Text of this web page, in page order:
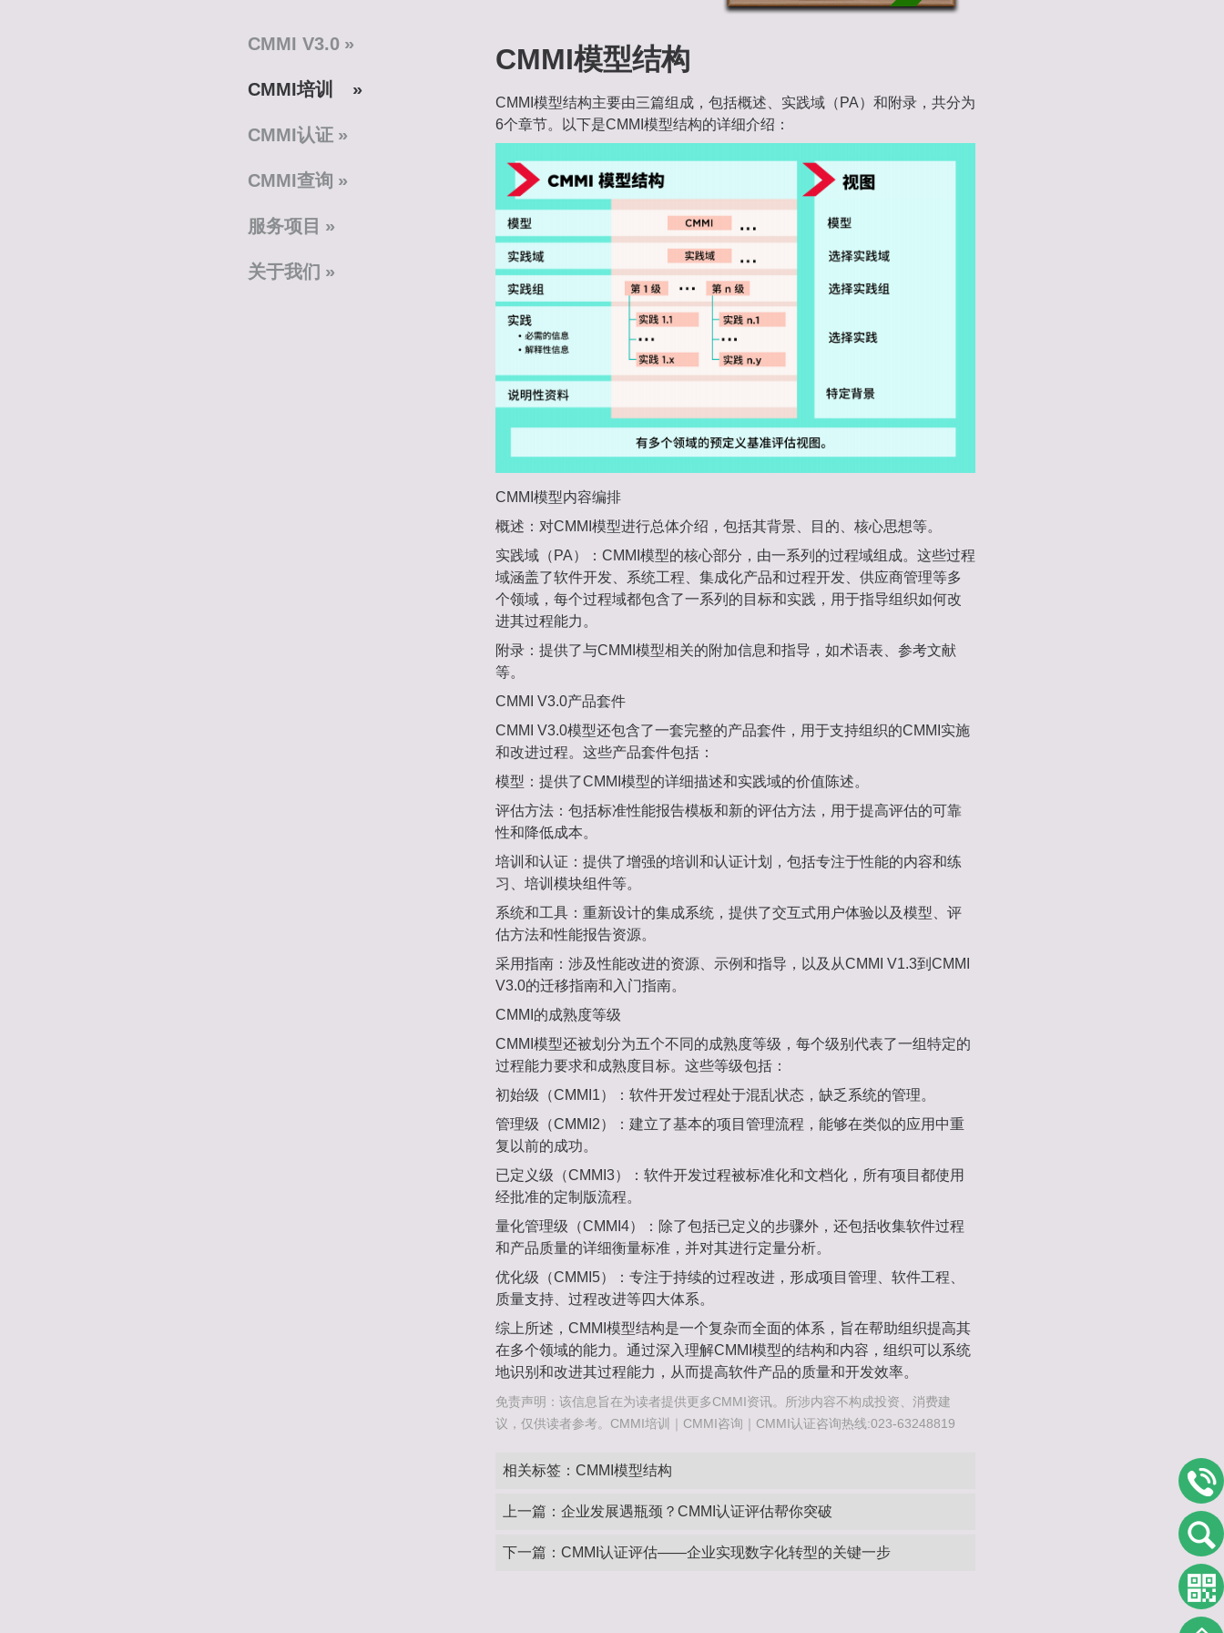
CMMI V3.0
CMMI培训
CMMI认证
CMMI查询
服务项目
关于我们
CMMI模型结构
CMMI模型结构主要由三篇组成，包括概述、实践域（PA）和附录，共分为
6个章节‌。以下是CMMI模型结构的详细介绍：
CMMI模型内容编排
概述‌：对CMMI模型进行总体介绍，包括其背景、目的、核心思想等。
实践域（PA）‌：CMMI模型的核心部分，由一系列的过程域组成。这些过程
域涵盖了软件开发、系统工程、集成化产品和过程开发、供应商管理等多
个领域，每个过程域都包含了一系列的目标和实践，用于指导组织如何改
进其过程能力。
附录‌：提供了与CMMI模型相关的附加信息和指导，如术语表、参考文献
等。
CMMI V3.0产品套件
CMMI V3.0模型还包含了一套完整的产品套件，用于支持组织的CMMI实施
和改进过程。这些产品套件包括：
模型‌：提供了CMMI模型的详细描述和实践域的价值陈述。
评估方法‌：包括标准性能报告模板和新的评估方法，用于提高评估的可靠
性和降低成本。
培训和认证‌：提供了增强的培训和认证计划，包括专注于性能的内容和练
习、培训模块组件等。
系统和工具‌：重新设计的集成系统，提供了交互式用户体验以及模型、评
估方法和性能报告资源。
采用指南‌：涉及性能改进的资源、示例和指导，以及从CMMI V1.3到CMMI
V3.0的迁移指南和入门指南。
CMMI的成熟度等级
CMMI模型还被划分为五个不同的成熟度等级，每个级别代表了一组特定的
过程能力要求和成熟度目标。这些等级包括：
初始级（CMMI1）‌：软件开发过程处于混乱状态，缺乏系统的管理。
管理级（CMMI2）‌：建立了基本的项目管理流程，能够在类似的应用中重
复以前的成功。
已定义级（CMMI3）‌：软件开发过程被标准化和文档化，所有项目都使用
经批准的定制版流程。
量化管理级（CMMI4）‌：除了包括已定义的步骤外，还包括收集软件过程
和产品质量的详细衡量标准，并对其进行定量分析。
优化级（CMMI5）‌：专注于持续的过程改进，形成项目管理、软件工程、
质量支持、过程改进等四大体系‌。
综上所述，CMMI模型结构是一个复杂而全面的体系，旨在帮助组织提高其
在多个领域的能力。通过深入理解CMMI模型的结构和内容，组织可以系统
地识别和改进其过程能力，从而提高软件产品的质量和开发效率。
免责声明：该信息旨在为读者提供更多CMMI资讯。所涉内容不构成投资、消费建
议，仅供读者参考。CMMI培训｜CMMI咨询｜CMMI认证咨询热线:023-63248819
相关标签： CMMI模型结构
上一篇： 企业发展遇瓶颈？CMMI认证评估帮你突破
下一篇： CMMI认证评估——企业实现数字化转型的关键一步